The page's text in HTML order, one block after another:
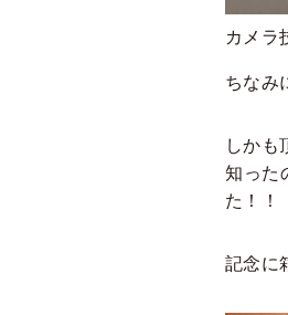
カメラ
ちなみ
しかも
知った
た！！
記念に